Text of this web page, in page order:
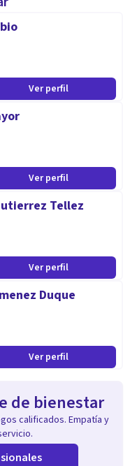
Ver perfil
Ver perfil
Tellez
Ver perfil
Duque
Ver perfil
de bienestar
calificados. Empatía y